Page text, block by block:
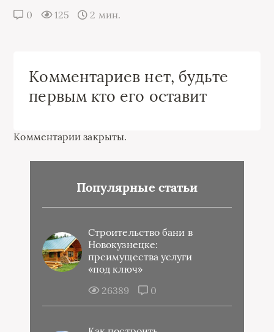
0 125 2 мин.
Комментариев нет, будьте
первым кто его оставит
Комментарии закрыты.
Популярные статьи
Строительство бани в
Новокузнецке:
преимущества услуги
«под ключ»
26389
0